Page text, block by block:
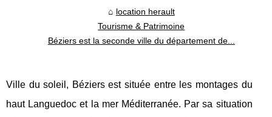
location herault
Tourisme & Patrimoine
Béziers est la seconde ville du département de...
Ville du soleil, Béziers est située entre les montages du
haut Languedoc et la mer Méditerranée. Par sa situation